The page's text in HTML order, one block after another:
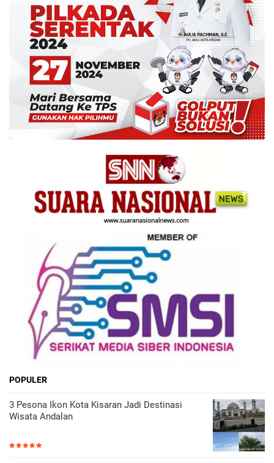
POPULER
3 Pesona Ikon Kota Kisaran Jadi Destinasi
Wisata Andalan